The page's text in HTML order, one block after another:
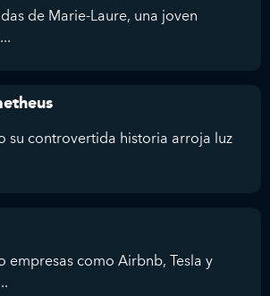
de Marie-Laure, una joven
su controvertida historia arroja luz
empresas como Airbnb, Tesla y